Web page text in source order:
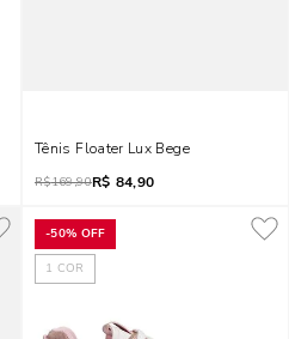
Tênis Floater Lux Bege
R$169,90R$ 84,90
-50% OFF
1 COR